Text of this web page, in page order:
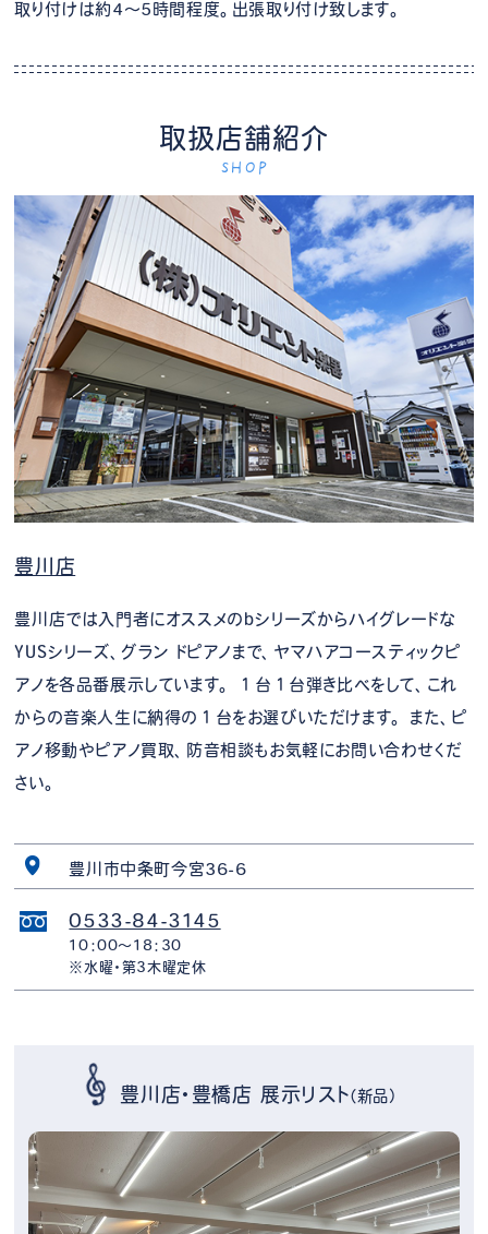
取り付けは約4～5時間程度。出張取り付け致します。
取扱店舗紹介
SHOP
豊川店
豊川店では入門者にオススメのbシリーズからハイグレードな
YUSシリーズ、グラン ドピアノまで、ヤマハアコースティックピ
アノを各品番展示しています。 １台１台弾き比べをして、これ
からの音楽人生に納得の１台をお選びいただけます。 また、ピ
アノ移動やピアノ買取、防音相談もお気軽にお問い合わせくだ
さい。
豊川市中条町今宮36-6
0533-84-3145
10：00～18：30
※水曜・第3木曜定休
豊川店・豊橋店 展示リスト（新品）